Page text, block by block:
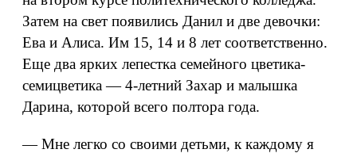
Затем на свет появились Данил и две девочки:
Ева и Алиса. Им 15, 14 и 8 лет соответственно.
Еще два ярких лепестка семейного цветика-
семицветика — 4-летний Захар и малышка
Дарина, которой всего полтора года.
— Мне легко со своими детьми, к каждому я